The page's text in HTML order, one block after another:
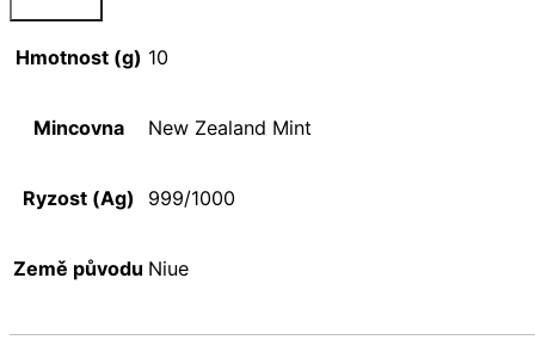
Hmotnost (g) 10
Mincovna New Zealand Mint
Ryzost (Ag) 999/1000
Země původu Niue